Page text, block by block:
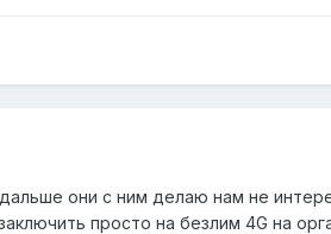
они с ним делаю нам не
просто на безлим 4G на